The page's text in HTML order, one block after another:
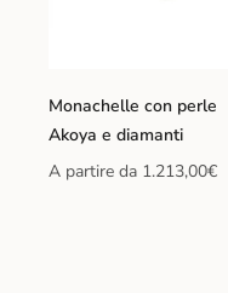
Monachelle con perle
Akoya e diamanti
A partire da 1.213,00€